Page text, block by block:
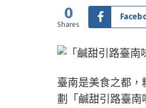
0
Shares
臺南是美食之都
劃「鹹甜引路臺